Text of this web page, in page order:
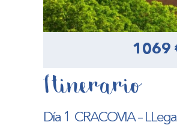
1069
Itinerario
Día 1 CRACOVIA –